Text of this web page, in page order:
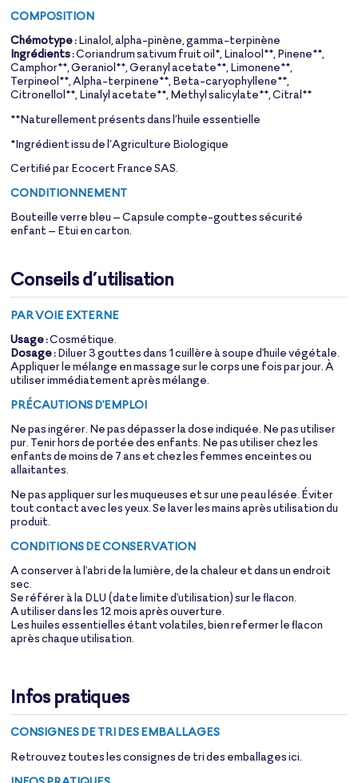
COMPOSITION
Chémotype :Linalol, alpha-pinène, gamma-terpinène
Ingrédients :Coriandrum sativum fruit oil*, Linalool**, Pinene**,
Camphor**, Geraniol**, Geranyl acetate**, Limonene**,
Terpineol**, Alpha-terpinene**, Beta-caryophyllene**,
Citronellol**, Linalyl acetate**, Methyl salicylate**, Citral**
**Naturellement présents dans l’huile essentielle
*Ingrédient issu de l’Agriculture Biologique
Certifié par Ecocert France SAS.
CONDITIONNEMENT
Bouteille verre bleu – Capsule compte-gouttes sécurité
enfant – Etui en carton.
Conseils d’utilisation
PAR VOIE EXTERNE
Usage :Cosmétique.
Dosage :Diluer 3 gouttes dans 1 cuillère à soupe d'huile végétale.
Appliquer le mélange en massage sur le corps une fois par jour. À
utiliser immédiatement après mélange.
PRÉCAUTIONS D'EMPLOI
Ne pas ingérer. Ne pas dépasser la dose indiquée. Ne pas utiliser
pur. Tenir hors de portée des enfants. Ne pas utiliser chez les
enfants de moins de 7 ans et chez les femmes enceintes ou
allaitantes.
Ne pas appliquer sur les muqueuses et sur une peau lésée. Éviter
tout contact avec les yeux. Se laver les mains après utilisation du
produit.
CONDITIONS DE CONSERVATION
A conserver à l'abri de la lumière, de la chaleur et dans un endroit
sec.
Se référer à la DLU (date limite d'utilisation) sur le flacon.
A utiliser dans les 12 mois après ouverture.
Les huiles essentielles étant volatiles, bien refermer le flacon
après chaque utilisation.
Infos pratiques
CONSIGNES DE TRI DES EMBALLAGES
Retrouvez toutes les consignes de tri des emballagesici.